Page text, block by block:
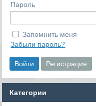
Пароль
Запомнить меня
Забыли пароль?
Категории